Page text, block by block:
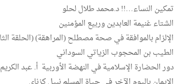
تمكين النساء…!! د.محمد طلال لحلو
الشتاء غنيمة العابدين وربيع المؤمنين
الإلزام بالموافقة في صحة مصطلح ‫(‏المراهقة‬) (الحلقة
الطيب بن المحجوب الزياتي السوداني
دور الحضارة الإسلامية في النهضة الأوربية أ. عبد